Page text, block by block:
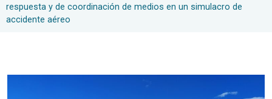
respuesta y de coordinación de medios en un simulacro de
accidente aéreo